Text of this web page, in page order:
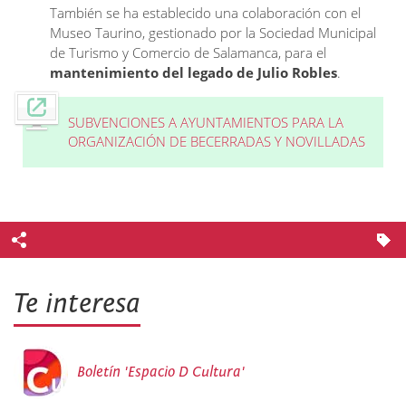
También se ha establecido una colaboración con el
Museo Taurino, gestionado por la Sociedad Municipal
de Turismo y Comercio de Salamanca, para el
mantenimiento del legado de Julio Robles.
SUBVENCIONES A AYUNTAMIENTOS PARA LA
ORGANIZACIÓN DE BECERRADAS Y NOVILLADAS
Te interesa
Boletín 'Espacio D Cultura'